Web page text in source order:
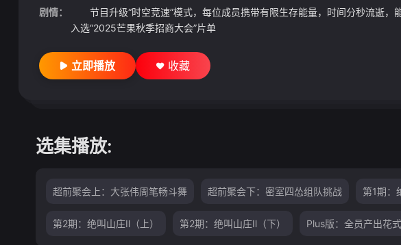
剧情：
节目升级“时空竞速”模式，每位成员携带有限生存能量，时间分秒流逝，
入选“2025芒果秋季招商大会”片单
立即播放 收藏
选集播放:
超前聚会上：大张伟周笔畅斗舞 超前聚会下：密室四怂组队挑战 第1期：
第2期：绝叫山庄Ⅱ（上） 第2期：绝叫山庄Ⅱ（下） Plus版：全员产出花